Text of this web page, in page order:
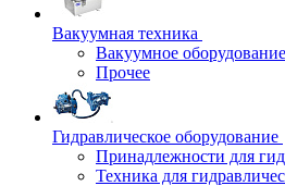
Вакуумная техника
Вакуумное оборудование
Прочее
Гидравлическое оборудование
Принадлежности для
Техника для